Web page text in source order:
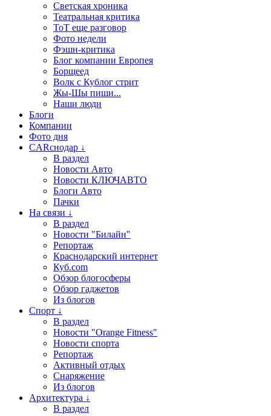
Светская хроника
Театральная критика
ТоТ еще разговор
Фото недели
Фэшн-критика
Блог компании Европея
Борщеед
Волк с Кублог стрит
Жы-Шы пиши...
Наши люди
Блоги
Компании
Фото дня
CARснодар ↓
В раздел
Новости Авто
Новости КЛЮЧАВТО
Блоги Авто
Пачки
На связи ↓
В раздел
Новости "Билайн"
Репортаж
Краснодарский интернет
Куб.com
Обзор блогосферы
Обзор гаджетов
Из блогов
Спорт ↓
В раздел
Новости "Orange Fitness"
Новости спорта
Репортаж
Активный отдых
Снаряжение
Из блогов
Архитектура ↓
В раздел